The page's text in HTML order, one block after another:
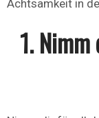
Achtsamkeit in
1.